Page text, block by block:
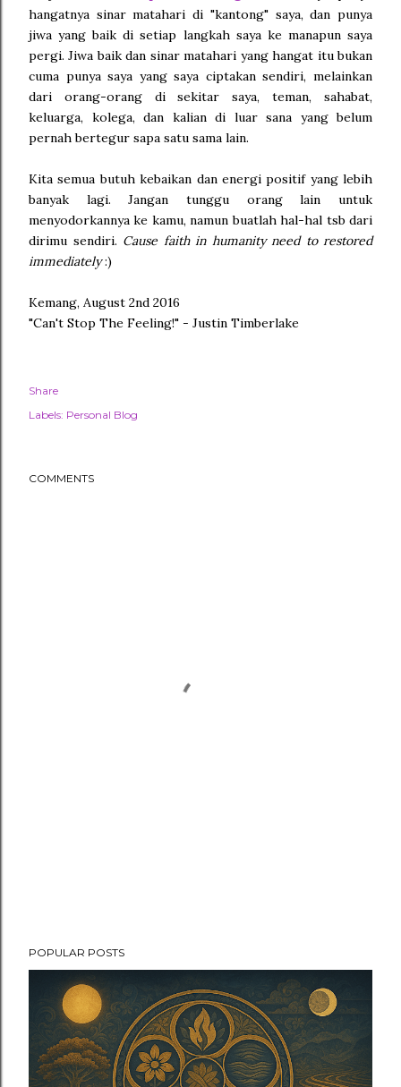
hangatnya sinar matahari di "kantong" saya, dan punya
jiwa yang baik di setiap langkah saya ke manapun saya
pergi. Jiwa baik dan sinar matahari yang hangat itu bukan
cuma punya saya yang saya ciptakan sendiri, melainkan
dari orang-orang di sekitar saya, teman, sahabat,
keluarga, kolega, dan kalian di luar sana yang belum
pernah bertegur sapa satu sama lain.
Kita semua butuh kebaikan dan energi positif yang lebih
banyak lagi. Jangan tunggu orang lain untuk
menyodorkannya ke kamu, namun buatlah hal-hal tsb dari
dirimu sendiri. Cause faith in humanity need to restored
immediately:)
Kemang, August 2nd 2016
"Can't Stop The Feeling!" - Justin Timberlake
Share
Labels: Personal Blog
COMMENTS
POPULAR POSTS